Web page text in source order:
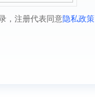
，注册代表同意隐私政策